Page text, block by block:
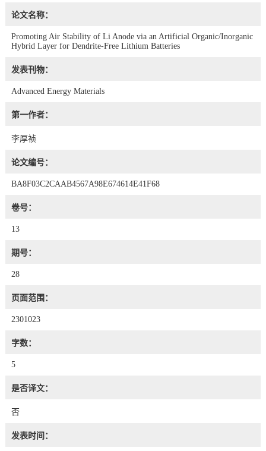
论文名称：
Promoting Air Stability of Li Anode via an Artificial Organic/Inorganic
Hybrid Layer for Dendrite-Free Lithium Batteries
发表刊物：
Advanced Energy Materials
第一作者：
李厚祯
论文编号：
BA8F03C2CAAB4567A98E674614E41F68
卷号：
13
期号：
28
页面范围：
2301023
字数：
5
是否译文：
否
发表时间：